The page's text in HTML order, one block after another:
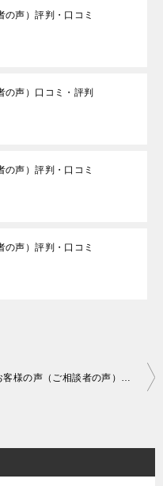
の声）評判・口コミ
の声）口コミ・評判
の声）評判・口コミ
の声）評判・口コミ
お客様の声（ご相談者の声）口コミ・評判